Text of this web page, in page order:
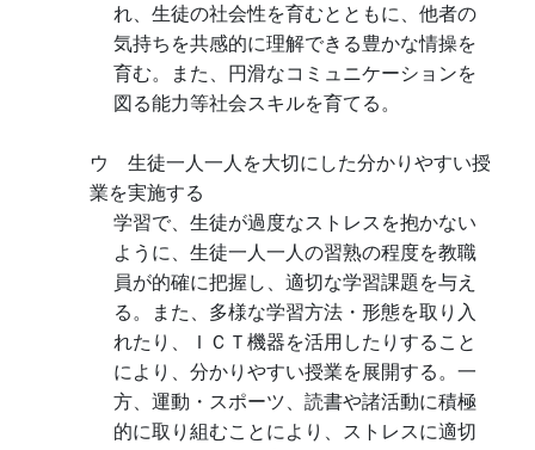
れ、生徒の社会性を育むとともに、他者の
気持ちを共感的に理解できる豊かな情操を
育む。また、円滑なコミュニケーションを
図る能力等社会スキルを育てる。
ウ 生徒一人一人を大切にした分かりやすい授
業を実施する
学習で、生徒が過度なストレスを抱かない
ように、生徒一人一人の習熟の程度を教職
員が的確に把握し、適切な学習課題を与え
る。また、多様な学習方法・形態を取り入
れたり、ＩＣＴ機器を活用したりすること
により、分かりやすい授業を展開する。一
方、運動・スポーツ、読書や諸活動に積極
的に取り組むことにより、ストレスに適切